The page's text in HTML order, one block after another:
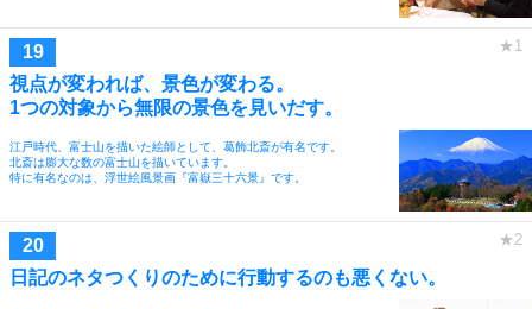
視点が変われば、景色が変わる。
1つの対象から無限の景色を見いだす。
江戸時代、富士山を描いた絵師として、葛飾北斎が有名です。
北斎は膨大な数の富士山を描いています。
特に有名なのは、浮世絵風景画『富嶽三十六景』です。
日記のネタつくりのために行動するのも悪くない。